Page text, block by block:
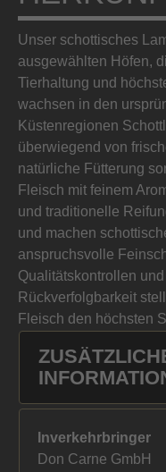
Unser schottisches
ausgewählten Höfen,
Tierhaltung und
wachsen in den
Küstenregionen
überwiegend von
natürliche Fütterung
Fleisch mit feinem
und traditionelle
und machen
anspruchsvolle
Qualitätskontrollen
Rückverfolgbarkeit
Fleisch den höchsten
Inverkehrbringer
Don Carne GmbH